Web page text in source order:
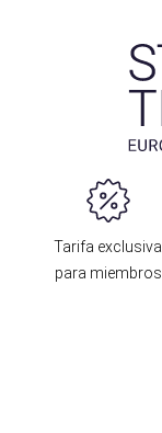
Tarifa exclusiva
para miembros